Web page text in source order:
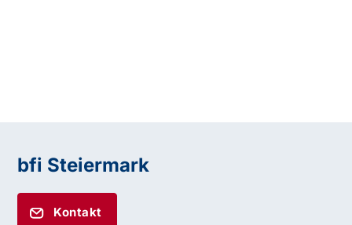
bfi Steiermark
Kontakt